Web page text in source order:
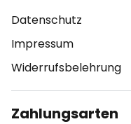
Datenschutz
Impressum
Widerrufsbelehrung
Zahlungsarten